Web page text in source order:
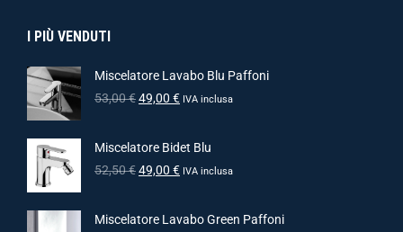
I PIÙ VENDUTI
Miscelatore Lavabo Blu Paffoni
53,00€49,00 € IVA inclusa
Miscelatore Bidet Blu
52,50€49,00 € IVA inclusa
Miscelatore Lavabo Green Paffoni